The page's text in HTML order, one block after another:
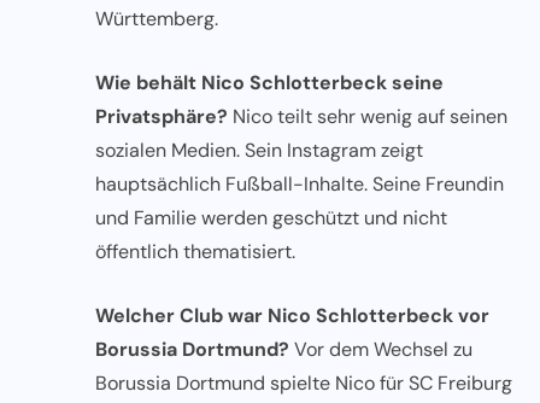
Württemberg.
Wie behält Nico Schlotterbeck seine
Privatsphäre? Nico teilt sehr wenig auf seinen
sozialen Medien. Sein Instagram zeigt
hauptsächlich Fußball-Inhalte. Seine Freundin
und Familie werden geschützt und nicht
öffentlich thematisiert.
Welcher Club war Nico Schlotterbeck vor
Borussia Dortmund? Vor dem Wechsel zu
Borussia Dortmund spielte Nico für SC Freiburg